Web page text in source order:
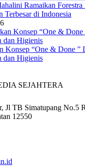
Ramaikan Forestra
Terbesar di Indonesia
Konsep “One & Done ”
dan Higienis
SEJAHTERA
Jl TB Simatupang No.5
12550